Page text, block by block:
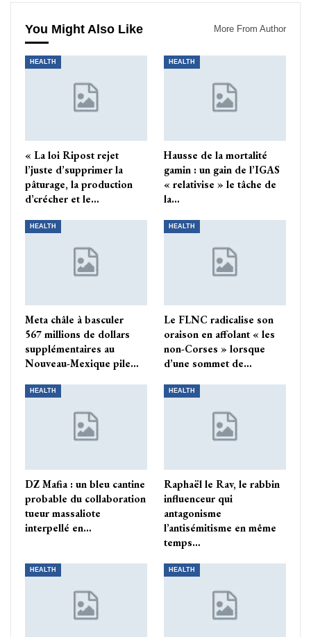
You Might Also Like More From Author
HEALTH
« La loi Ripost rejet
l’juste d’supprimer la
pâturage, la production
d’crécher et le…
HEALTH
Hausse de la mortalité
gamin : un gain de l’IGAS
« relativise » le tâche de
la…
HEALTH
Meta châle à basculer
567 millions de dollars
supplémentaires au
Nouveau-Mexique pile…
HEALTH
Le FLNC radicalise son
oraison en affolant « les
non-Corses » lorsque
d’une sommet de…
HEALTH
DZ Mafia : un bleu cantine
probable du collaboration
tueur massaliote
interpellé en…
HEALTH
Raphaël le Rav, le rabbin
influenceur qui
antagonisme
l’antisémitisme en même
temps…
HEALTH HEALTH